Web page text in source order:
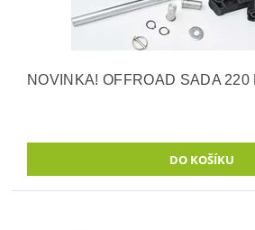
NOVINKA! OFFROAD SADA 220